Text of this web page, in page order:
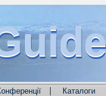
| Каталоги